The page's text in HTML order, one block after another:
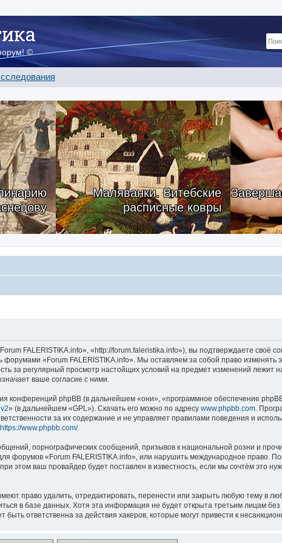
©
Маляванки. Витебские
расписные ковры
FALERISTIKA.info», «http://forum.faleristika.info»), вы подтверждаете своё
«Forum FALERISTIKA.info». Мы оставляем за собой право изменять
за регулярный просмотр настойщих условий на предмет изменений лежит
ваше согласие с ними.
phpBB (в дальнейшем «они», «программное обеспечение
» (в дальнейшем «GPL»). Скачать его можно по адресу www.phpbb.com .
за их содержание и не управляет правилами поведения и
https://www.phpbb.com/.
порнографических сообщений, призывов к национальной розни и
форумов «Forum FALERISTIKA.info», или нарушить международное право.
этом ваш провайдер будет поставлен в известность, если мы сочтём это
право удалить, отредактировать, перенести или закрыть любую тему в
в базе данных. Хотя эта информация не будет открыта третьим лицам
ответственна за действия хакеров, которые могут привести к